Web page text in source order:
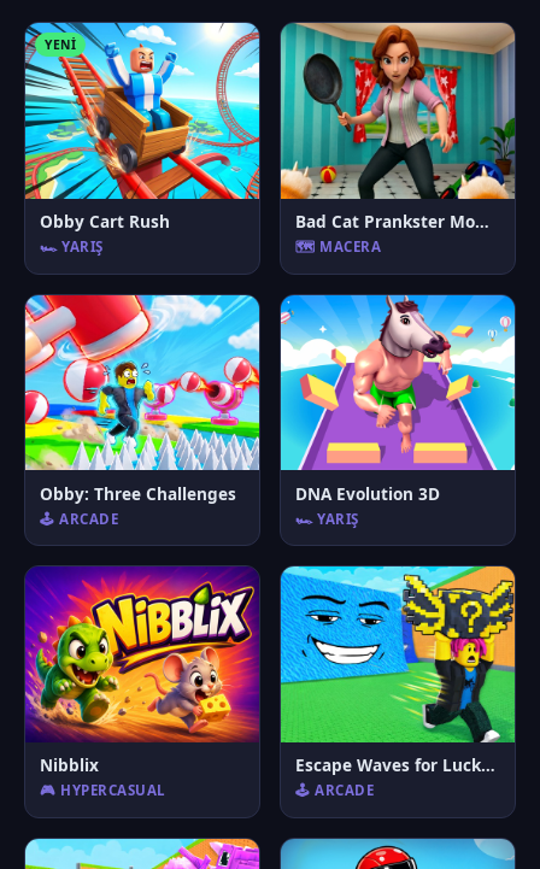
YENI
Obby Cart Rush
🏎️ YARIŞ
Bad Cat Prankster Moms Return
🗺️ MACERA
Obby: Three Challenges
🕹️ ARCADE
DNA Evolution 3D
🏎️ YARIŞ
Nibblix
🎮 HYPERCASUAL
Escape Waves for Lucky Blocks
🕹️ ARCADE